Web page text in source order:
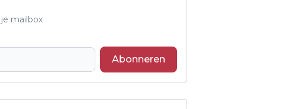
mailbox
Abonneren